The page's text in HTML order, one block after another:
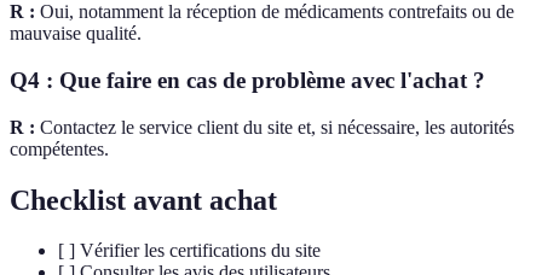
R : Oui, notamment la réception de médicaments contrefaits ou de
mauvaise qualité.
Q4 : Que faire en cas de problème avec l'achat ?
R : Contactez le service client du site et, si nécessaire, les autorités
compétentes.
Checklist avant achat
[ ] Vérifier les certifications du site